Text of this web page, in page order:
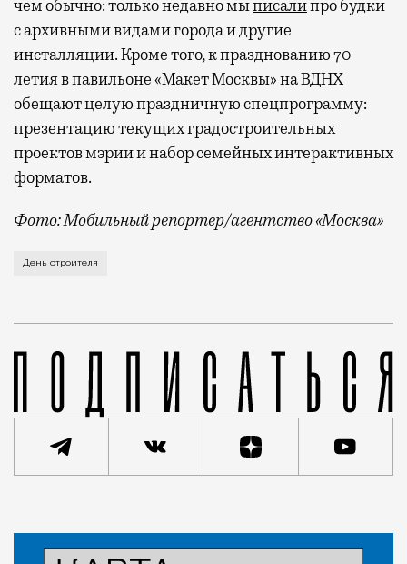
чем обычно: только недавно мыписалипро будки
с архивными видами города и другие
инсталляции. Кроме того, к празднованию 70-
летия в павильоне «Макет Москвы» на ВДНХ
обещают целую праздничную спецпрограмму:
презентацию текущих градостроительных
проектов мэрии и набор семейных интерактивных
форматов.
Фото: Мобильный репортер/агентство «Москва»
Это каска в фирменных цветах департамента
День строителя
Статья
Город
Кирилл Романов